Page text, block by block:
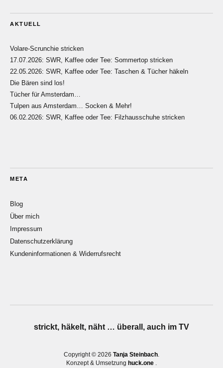
AKTUELL
Volare-Scrunchie stricken
17.07.2026: SWR, Kaffee oder Tee: Sommertop stricken
22.05.2026: SWR, Kaffee oder Tee: Taschen & Tücher häkeln
Die Bären sind los!
Tücher für Amsterdam…
Tulpen aus Amsterdam… Socken & Mehr!
06.02.2026: SWR, Kaffee oder Tee: Filzhausschuhe stricken
META
Blog
Über mich
Impressum
Datenschutzerklärung
Kundeninformationen & Widerrufsrecht
strickt, häkelt, näht … überall, auch im TV
Copyright © 2026 Tanja Steinbach
Konzept & Umsetzung huck.one